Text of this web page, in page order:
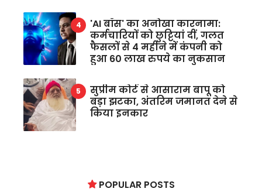
'AI बॉस' का अनोखा कारनामा:
कर्मचारियों को छुट्टियां दीं, गलत
फैसलों से 4 महीने में कंपनी को
हुआ 60 लाख रुपये का नुकसान
सुप्रीम कोर्ट से आसाराम बापू को
बड़ा झटका, अंतरिम जमानत देने से
किया इनकार
POPULAR POSTS